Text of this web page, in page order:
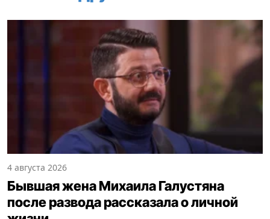
4 августа 2026
Бывшая жена Михаила Галустяна
после развода рассказала о личной